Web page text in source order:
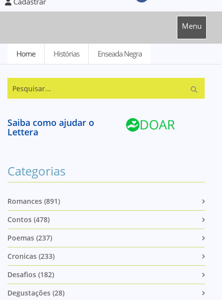
Menu
Home Histórias Enseada Negra
Saiba como ajudar o
Lettera
Categorias
Romances (891)
Contos (478)
Poemas (237)
Cronicas (233)
Desafios (182)
Degustações (28)